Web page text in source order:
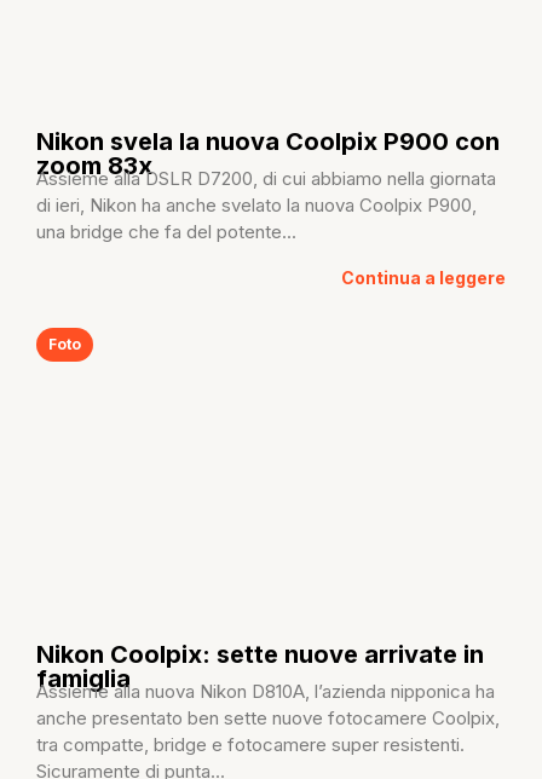
Nikon svela la nuova Coolpix P900 con
zoom 83x
Assieme alla DSLR D7200, di cui abbiamo nella giornata
di ieri, Nikon ha anche svelato la nuova Coolpix P900,
una bridge che fa del potente...
Continua a leggere
Foto
Nikon Coolpix: sette nuove arrivate in
famiglia
Assieme alla nuova Nikon D810A, l’azienda nipponica ha
anche presentato ben sette nuove fotocamere Coolpix,
tra compatte, bridge e fotocamere super resistenti.
Sicuramente di punta...